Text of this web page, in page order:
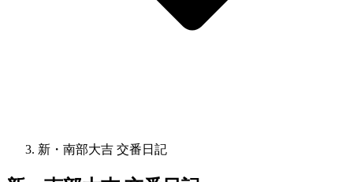
新・南部大吉 交番日記